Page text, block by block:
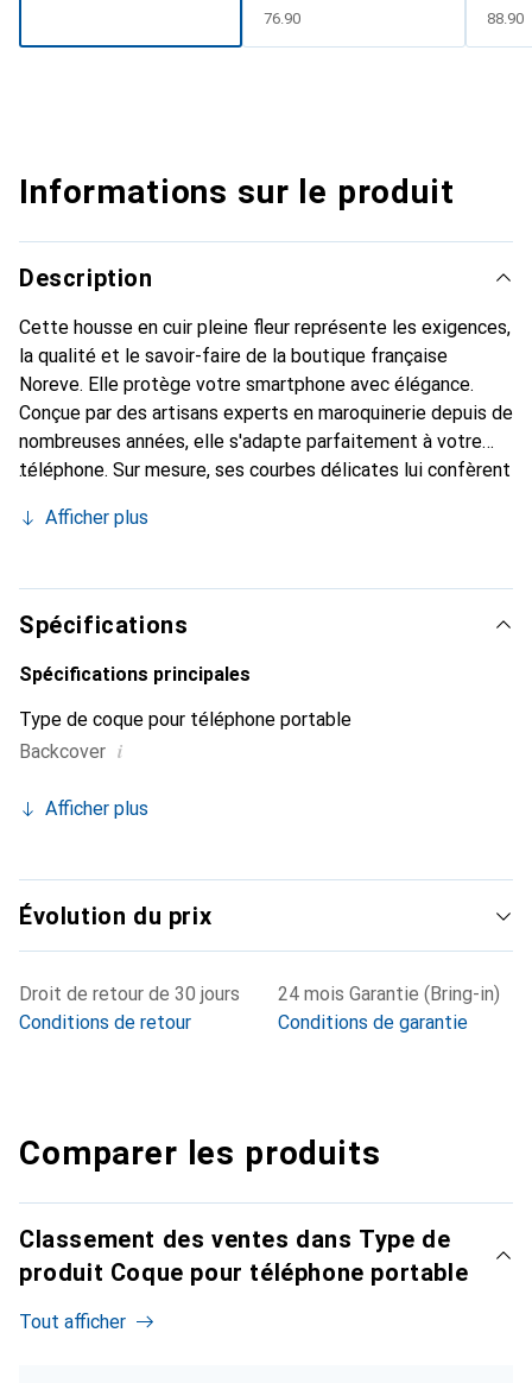
CHF
76.90 CHF
88.90
Informations sur le produit
Description
Cette housse en cuir pleine fleur représente les exigences,
la qualité et le savoir-faire de la boutique française
Noreve. Elle protège votre smartphone avec élégance.
Conçue par des artisans experts en maroquinerie depuis de
nombreuses années, elle s'adapte parfaitement à votre
téléphone. Sur mesure, ses courbes délicates lui confèrent
et indispensable de votre smartphone. Reconnaître
marque Noreve est un choix sûr pour une clientèle
exigeante.
Afficher plus
Spécifications
Spécifications principales
Type de coque pour téléphone portable
Backcover i
Afficher plus
Évolution du prix
Droit de retour de 30 jours
Conditions de retour
24 mois Garantie (Bring-in)
Conditions de garantie
Comparer les produits
Classement des ventes dans Type de
produit Coque pour téléphone portable
Tout afficher